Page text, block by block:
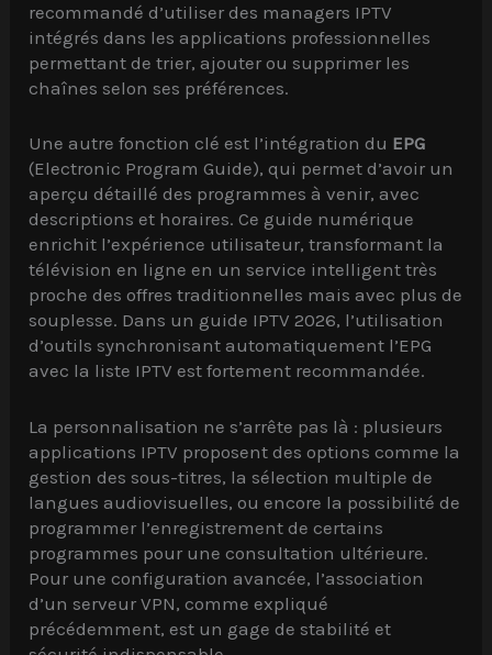
recommandé d’utiliser des managers IPTV
intégrés dans les applications professionnelles
permettant de trier, ajouter ou supprimer les
chaînes selon ses préférences.
Une autre fonction clé est l’intégration du EPG
(Electronic Program Guide), qui permet d’avoir un
aperçu détaillé des programmes à venir, avec
descriptions et horaires. Ce guide numérique
enrichit l’expérience utilisateur, transformant la
télévision en ligne en un service intelligent très
proche des offres traditionnelles mais avec plus de
souplesse. Dans un guide IPTV 2026, l’utilisation
d’outils synchronisant automatiquement l’EPG
avec la liste IPTV est fortement recommandée.
La personnalisation ne s’arrête pas là : plusieurs
applications IPTV proposent des options comme la
gestion des sous-titres, la sélection multiple de
langues audiovisuelles, ou encore la possibilité de
programmer l’enregistrement de certains
programmes pour une consultation ultérieure.
Pour une configuration avancée, l’association
d’un serveur VPN, comme expliqué
précédemment, est un gage de stabilité et